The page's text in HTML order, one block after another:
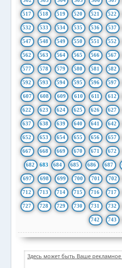
517 518 519 520 521 522
532 533 534 535 536 537
547 548 549 550 551 552
562 563 564 565 566 567
577 578 579 580 581 582
592 593 594 595 596 597
607 608 609 610 611 612
622 623 624 625 626 627
637 638 639 640 641 642
652 653 654 655 656 657
667 668 669 670 671 672
682 683 684 685 686 687
697 698 699 700 701 702
712 713 714 715 716 717
727 728 729 730 731 732
742 743
Здесь может быть Ваше